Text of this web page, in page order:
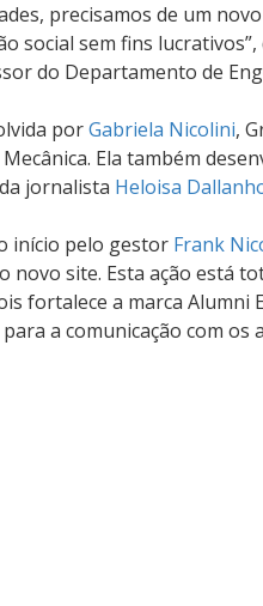
precisamos de um
social sem fins
do Departamento de
porGabriela Nicolini,
Ela também
jornalista Heloisa
início pelo gestor Frank
novo site. Esta ação está
fortalece a marca Alumni
a comunicação com os